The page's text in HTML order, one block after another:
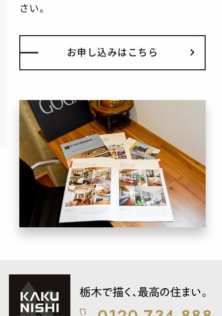
さい。
お申 し込みは こ ち ら